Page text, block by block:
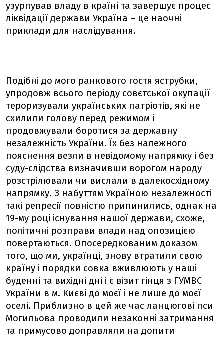
узурпував владу в країні та завершує процес
ліквідації держави Україна – це наочні
приклади для наслідування.
Подібні до мого ранкового гостя яструбки,
упродовж всього періоду совєтської окупації
тероризували українських патріотів, які не
схилили голову перед режимом і
продовжували боротися за державну
незалежність України. Їх без належного
пояснення везли в невідомому напрямку і без
суду-слідства визначивши ворогом народу
розстрілювали чи вислали в далекосхідному
напрямку. З набуттям Україною незалежності
такі репресії повністю припинились, однак на
19-му році існування нашої держави, схоже,
політичні розправи влади над опозицією
повертаються. Опосередкованим доказом
того, що ми, українці, знову втратили свою
країну і порядки совка вживлюють у наші
буденні та вихідні дні і є візит гінця з ГУМВС
України в м. Києві до моєї і не лише до моєї
оселі. Приблизно в цей же час ланцюгові пси
Могильова проводили незаконні затримання
та примусово доправляли на допити